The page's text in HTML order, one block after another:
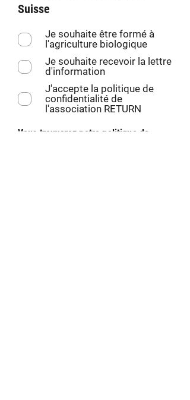
Suisse
Je souhaite être formé à
l'agriculture biologique
Je souhaite recevoir la lettre
d'information
J'accepte la politique de
confidentialité de
l'association RETURN
Vous trouverez notre politique de